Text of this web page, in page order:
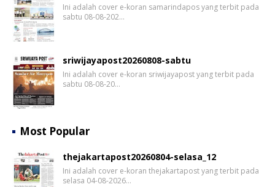
Ini adalah cover e-koran samarindapos yang terbit pada
sabtu 08-08-202…
sriwijayapost20260808-sabtu
Ini adalah cover e-koran sriwijayapost yang terbit pada
sabtu 08-08-20…
Most Popular
thejakartapost20260804-selasa_12
Ini adalah cover e-koran thejakartapost yang terbit pada
selasa 04-08-2026…